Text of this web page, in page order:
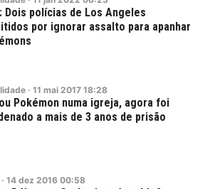
Dois polícias de Los Angeles
por ignorar assalto para apanhar
· 11 mai 2017 18:28
Pokémon numa igreja, agora foi
a mais de 3 anos de prisão
· 14 dez 2016 00:58